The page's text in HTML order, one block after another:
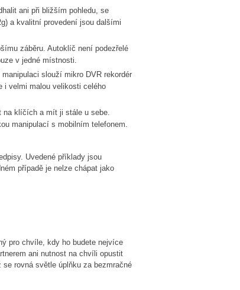
ani při bližším pohledu, se
a kvalitní provedení jsou dalšími
záběru. Autoklíč není podezřelé
v jedné místnosti.
slouží mikro DVR rekordér
i velmi malou velikosti celého
na klíčích a mít ji stále u sebe.
manipulací s mobilním telefonem.
Uvedené příklady jsou
případě je nelze chápat jako
pro chvíle, kdy ho budete nejvíce
ani nutnost na chvíli opustit
rovná světle úplňku za bezmračné